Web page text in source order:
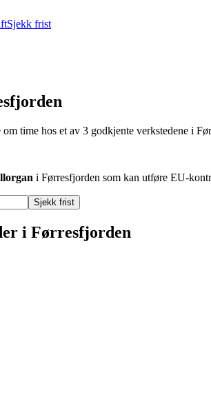
Sjekk frist
time hos et av 3 godkjente verkstedene i
i Førresfjorden som kan utføre EU-
Sjekk frist
i Førresfjorden